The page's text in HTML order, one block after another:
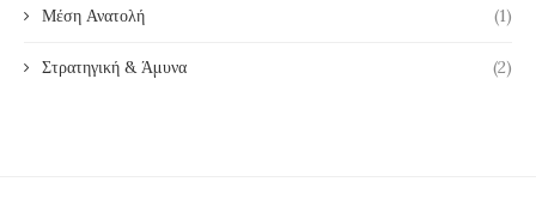
Μέση Ανατολή (1)
Στρατηγική & Άμυνα (2)